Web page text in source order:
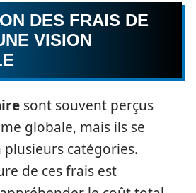
DES FRAIS DE
VISION
sont souvent perçus
globale, mais ils se
catégories.
de ces frais est